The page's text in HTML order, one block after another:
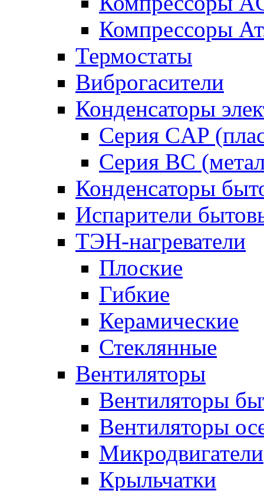
Компрессоры
Термостаты
Виброгасители
Конденсаторы
Серия CAP
Серия BC
Конденсаторы
Испарители
ТЭН-нагреватели
Плоские
Гибкие
Керамические
Стеклянные
Вентиляторы
Вентиляторы
Вентиляторы
Микродвигатели
Крыльчатки